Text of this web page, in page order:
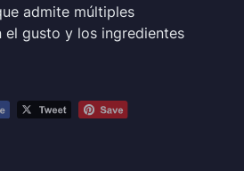
admite múltiples
el gusto y los ingredientes